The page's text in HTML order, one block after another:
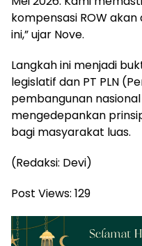
kompensasi ROW
ini,” ujar Nove.
Langkah ini menjadi
legislatif dan PT PLN
pembangunan
mengedepankan
bagi masyarakat luas.
(Redaksi: Devi)
Post Views: 129